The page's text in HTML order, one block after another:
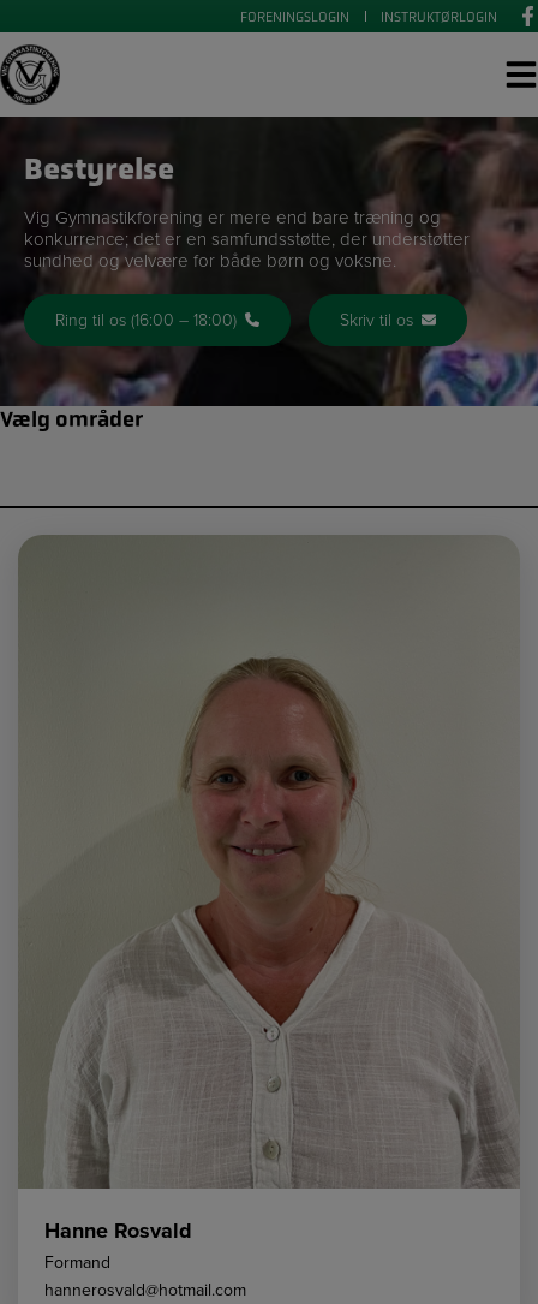
til
indholdet
FORENINGSLOGIN INSTRUKTØRLOGIN
Bestyrelse
Vig Gymnastikforening er mere end bare træning og
konkurrence; det er en samfundsstøtte, der understøtter
sundhed og velvære for både børn og voksne.
Ring til os (16:00 – 18:00) Skriv til os
Vælg områder
Hanne Rosvald
Formand
hannerosvald@hotmail.com